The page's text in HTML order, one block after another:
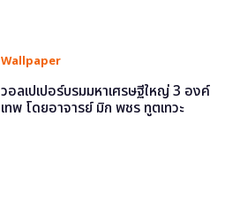
Wallpaper
วอลเปเปอร์บรมมหาเศรษฐีใหญ่ 3 องค์
เทพ โดยอาจารย์ มิก พชร ทูตเทวะ